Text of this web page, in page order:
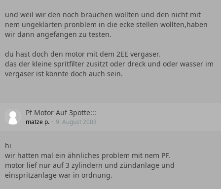
und weil wir den noch brauchen wollten und den nicht mit
nem ungeklärten pronblem in die ecke stellen wollten,haben
wir dann angefangen zu testen.
du hast doch den motor mit dem 2EE vergaser.
das der kleine spritfilter zusitzt oder dreck und oder wasser im
vergaser ist könnte doch auch sein.
Pf Motor Auf 3pötte:::
matze p. 9. August 2003
hi
wir hatten mal ein ähnliches problem mit nem PF.
motor lief nur auf 3 zylindern und zündanlage und
einspritzanlage war in ordnung.